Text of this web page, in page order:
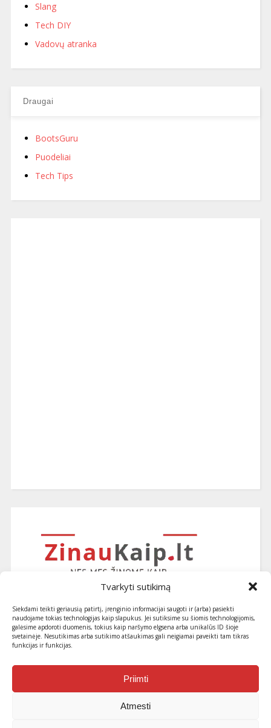
Tvarkyti sutikimą
Siekdami teikti geriausią patirtį, įrenginio informacijai saugoti ir (arba) pasiekti
naudojame tokias technologijas kaip slapukus. Jei sutiksime su šiomis technologijomis,
galėsime apdoroti duomenis, tokius kaip naršymo elgsena arba unikalūs ID šioje
svetainėje. Nesutikimas arba sutikimo atšaukimas gali neigiamai paveikti tam tikras
funkcijas ir funkcijas.
Priimti
Atmesti
Slang
Tech DIY
Vadovų atranka
Draugai
BootsGuru
Puodeliai
Tech Tips
Užsiprenumeruokite naujausius
straipsnius ir patarimus